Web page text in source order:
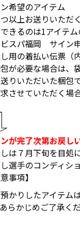
希望のアイテム
つ以上お送りいた
きるのは1アイテム
ビスパ福岡 サイ
用の着払い伝票（
が必要な場合は、
送りいただいた梱
させていただく場
が完了次第お戻
は７月下旬を目処
選手のコンディシ
事項】
かりしたアイテム
らかじめご了承く